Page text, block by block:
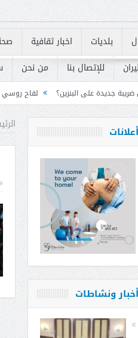
بلديات اخبار ثقافية
للإتصال بنا من نحن
لقاح روسي جديد يبشر بحماية قوية
أعلانات
أخبار ونشاطات